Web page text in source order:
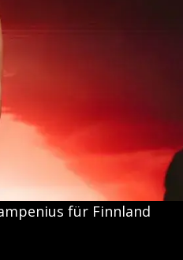
für Finnland